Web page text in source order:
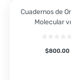
Cuadernos de
Molecular
$800.00